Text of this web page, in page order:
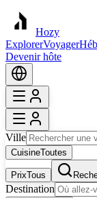
Hozy
ExplorerVoyager
Devenir hôte
Ville
CuisineToutes
PrixTous
Destination